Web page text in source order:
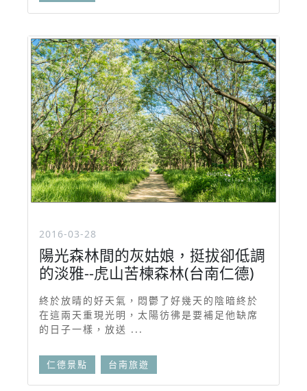
2016-03-28
陽光森林間的灰姑娘，挺拔卻低調
的淡雅--虎山苦楝森林(台南仁德)
終於放晴的好天氣，悶鬱了好幾天的陰暗終於
在這兩天重現光明，太陽彷彿是要補足他缺席
的日子一樣，放送 ...
仁德景點 台南旅遊